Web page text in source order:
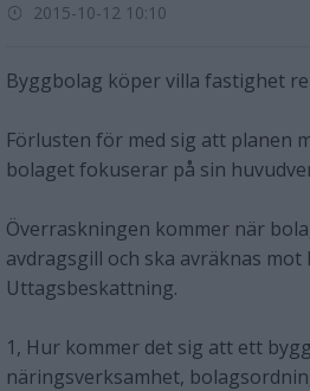
2015-10-12 10:10
Byggbolag köper villa fastighet
Förlusten för med sig att planen
bolaget fokuserar på sin
Överraskningen kommer när
avdragsgill och ska avräknas
Uttagsbeskattning.
1, Hur kommer det sig att ett
näringsverksamhet,